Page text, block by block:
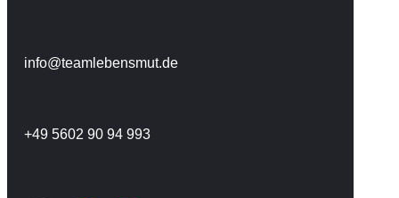
info@teamlebensmut.de
+49 5602 90 94 993